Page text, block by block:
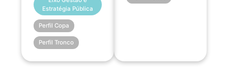
Estratégia Pública
Perfil Copa
Perfil Tronco